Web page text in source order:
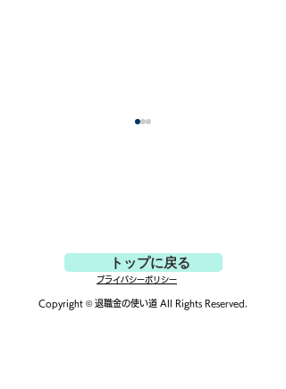
医療脱毛の料金相場は？
比較の注意点も！
トップに戻る
プライバシーポリシー
Copyright © 退職金の使い道 All Rights Reserved.